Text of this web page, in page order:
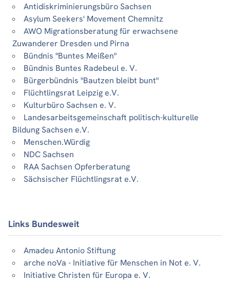
Antidiskriminierungsbüro Sachsen
Asylum Seekers' Movement Chemnitz
AWO Migrationsberatung für erwachsene
Zuwanderer Dresden und Pirna
Bündnis "Buntes Meißen"
Bündnis Buntes Radebeul e. V.
Bürgerbündnis "Bautzen bleibt bunt"
Flüchtlingsrat Leipzig e.V.
Kulturbüro Sachsen e. V.
Landesarbeitsgemeinschaft politisch-kulturelle
Bildung Sachsen e.V.
Menschen.Würdig
NDC Sachsen
RAA Sachsen Opferberatung
Sächsischer Flüchtlingsrat e.V.
Links Bundesweit
Amadeu Antonio Stiftung
arche noVa - Initiative für Menschen in Not e. V.
Initiative Christen für Europa e. V.